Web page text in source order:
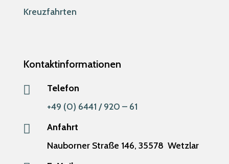
Kreuzfahrten
Kontaktinformationen

Telefon
+49 (0) 6441 / 920 – 61

Anfahrt
Nauborner Straße 146, 35578 Wetzlar